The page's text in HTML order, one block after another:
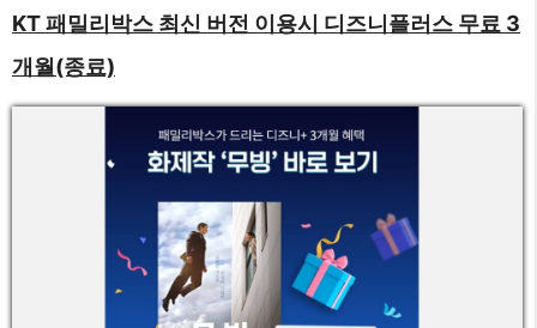
KT 패밀리박스 최신 버전 이용시 디즈니플러스 무료 3
개월(종료)